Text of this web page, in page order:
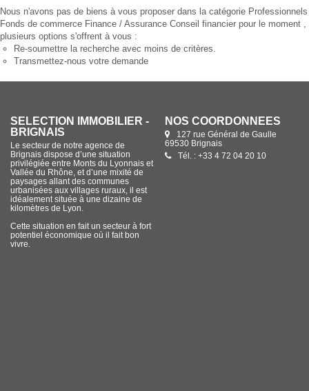
Nous n'avons pas de biens à vous proposer dans la catégorie Professionnels
Fonds de commerce Finance / Assurance Conseil financier pour le moment ,
plusieurs options s'offrent à vous :
Re-soumettre la recherche avec moins de critères.
Transmettez-nous votre demande
SÉLECTION IMMOBILIER -
BRIGNAIS
Le secteur de notre agence de
Brignais dispose d’une situation
privilégiée entre Monts du Lyonnais et
Vallée du Rhône, et d’une mixité de
paysages allant des communes
urbanisées aux villages ruraux, il est
idéalement située à une dizaine de
kilomètres de Lyon.
Cette situation en fait un secteur à fort
potentiel économique où il fait bon
vivre.
NOS COORDONNÉES
127 rue Général de Gaulle
69530 Brignais
Tél. : +33 4 72 04 20 10